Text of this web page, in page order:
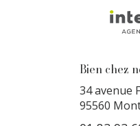
Bien chez
34 avenue
95560